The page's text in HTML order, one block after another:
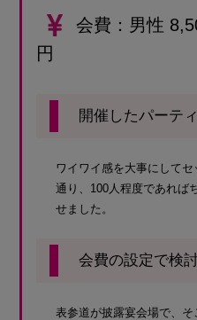
会費
男性
円
開催したパーテ
ワイワイ感を大事にして
通り、100人程度であれば
せました。
会費の設定で検
表参道が披露宴会場で、